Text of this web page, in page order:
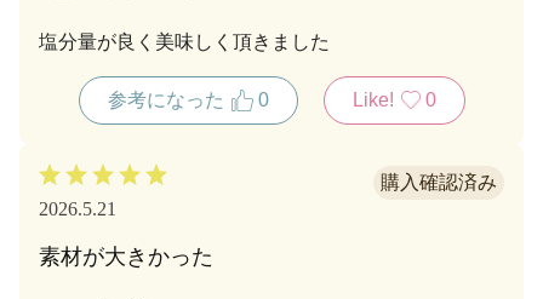
塩分量が良く美味しく頂きました
参考になった 0 Like! 0
2026.5.21
素材が大きかった